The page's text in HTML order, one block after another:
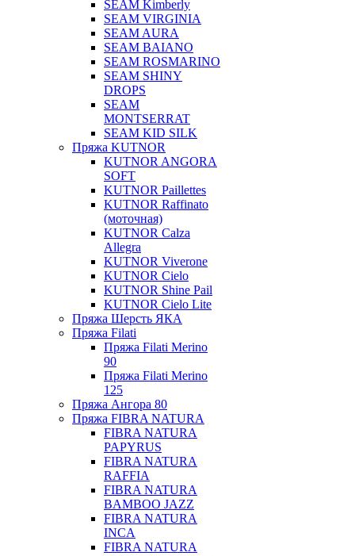
SEAM Kimberly
SEAM VIRGINIA
SEAM AURA
SEAM BAIANO
SEAM ROSMARINO
SEAM SHINY
DROPS
SEAM
MONTSERRAT
SEAM KID SILK
Пряжа KUTNOR
KUTNOR ANGORA
SOFT
KUTNOR Paillettes
KUTNOR Raffinato
(моточная)
KUTNOR Calza
Allegra
KUTNOR Viverone
KUTNOR Cielo
KUTNOR Shine Pail
KUTNOR Cielo Lite
Пряжа Шерсть ЯКА
Пряжа Filati
Пряжа Filati Merino
90
Пряжа Filati Merino
125
Пряжа Ангора 80
Пряжа FIBRA NATURA
FIBRA NATURA
PAPYRUS
FIBRA NATURA
RAFFIA
FIBRA NATURA
BAMBOO JAZZ
FIBRA NATURA
INCA
FIBRA NATURA